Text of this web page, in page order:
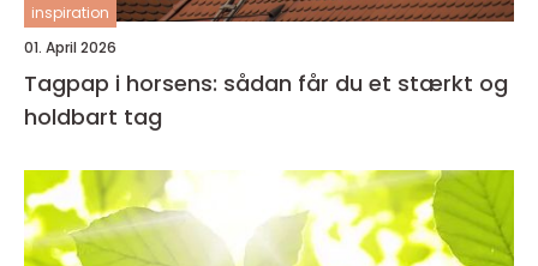
inspiration
01. April 2026
Tagpap i horsens: sådan får du et stærkt og
holdbart tag